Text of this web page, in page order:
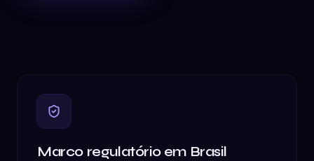
Marco regulatório em Brasil